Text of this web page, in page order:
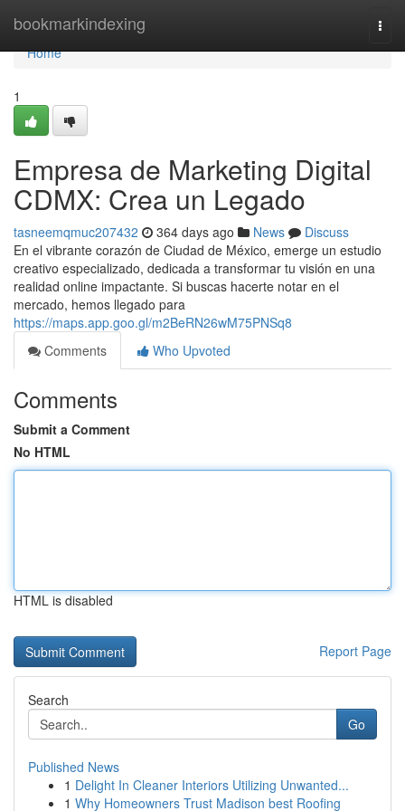
bookmarkindexing
Home
Home
1
Empresa de Marketing Digital
CDMX: Crea un Legado
tasneemqmuc207432 364 days ago News
Discuss
En el vibrante corazón de Ciudad de México, emerge un estudio
creativo especializado, dedicada a transformar tu visión en una
realidad online impactante. Si buscas hacerte notar en el
mercado, hemos llegado para
https://maps.app.goo.gl/m2BeRN26wM75PNSq8
Comments
Who Upvoted
Comments
Submit a Comment
No HTML
HTML is disabled
Report Page
Search
Go
Published News
1 Delight In Cleaner Interiors Utilizing Unwanted...
1 Why Homeowners Trust Madison best Roofing